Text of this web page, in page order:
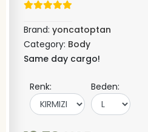
Brand: yoncatoptan
Category: Body
Same day cargo!
Renk: Beden: